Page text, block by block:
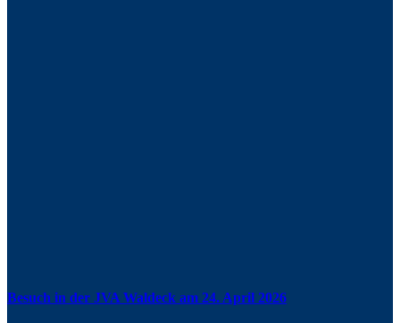
Besuch in der JVA Waldeck am 24. April 2026